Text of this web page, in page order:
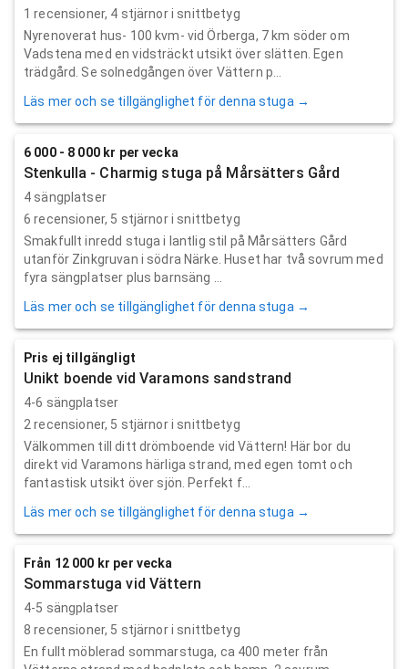
1 recensioner, 4 stjärnor i snittbetyg
Nyrenoverat hus- 100 kvm- vid Örberga, 7 km söder om
Vadstena med en vidsträckt utsikt över slätten. Egen
trädgård. Se solnedgången över Vättern p...
Läs mer och se tillgänglighet för denna stuga →
6 000 - 8 000 kr per vecka
Stenkulla - Charmig stuga på Mårsätters Gård
4 sängplatser
6 recensioner, 5 stjärnor i snittbetyg
Smakfullt inredd stuga i lantlig stil på Mårsätters Gård
utanför Zinkgruvan i södra Närke. Huset har två sovrum med
fyra sängplatser plus barnsäng ...
Läs mer och se tillgänglighet för denna stuga →
Pris ej tillgängligt
Unikt boende vid Varamons sandstrand
4-6 sängplatser
2 recensioner, 5 stjärnor i snittbetyg
Välkommen till ditt drömboende vid Vättern! Här bor du
direkt vid Varamons härliga strand, med egen tomt och
fantastisk utsikt över sjön. Perfekt f...
Läs mer och se tillgänglighet för denna stuga →
Från 12 000 kr per vecka
Sommarstuga vid Vättern
4-5 sängplatser
8 recensioner, 5 stjärnor i snittbetyg
En fullt möblerad sommarstuga, ca 400 meter från